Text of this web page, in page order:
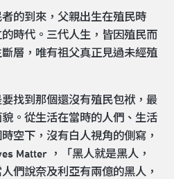
的到來，父親出生在殖民時
時代。三代人生，皆因殖民而
層，唯有祖父真正見過未經殖
找到那個還沒有殖民包袱，最
。從生活在當時的人們、生活
空下，沒有白人視角的側寫，
Matter ，「黑人就是黑人，
們說奈及利亞有兩億的黑人，